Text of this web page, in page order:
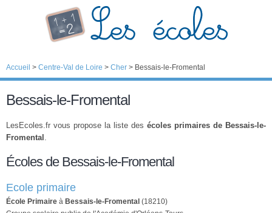
Accueil > Centre-Val de Loire > Cher > Bessais-le-Fromental
Bessais-le-Fromental
LesEcoles.fr vous propose la liste des écoles primaires de Bessais-le-
Fromental .
Écoles de Bessais-le-Fromental
Ecole primaire
École Primaire à Bessais-le-Fromental (18210)